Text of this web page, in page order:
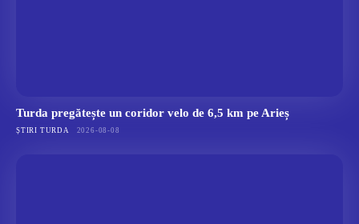
Turda pregătește un coridor velo de 6,5 km pe Arieș
ȘTIRI TURDA 2026-08-08